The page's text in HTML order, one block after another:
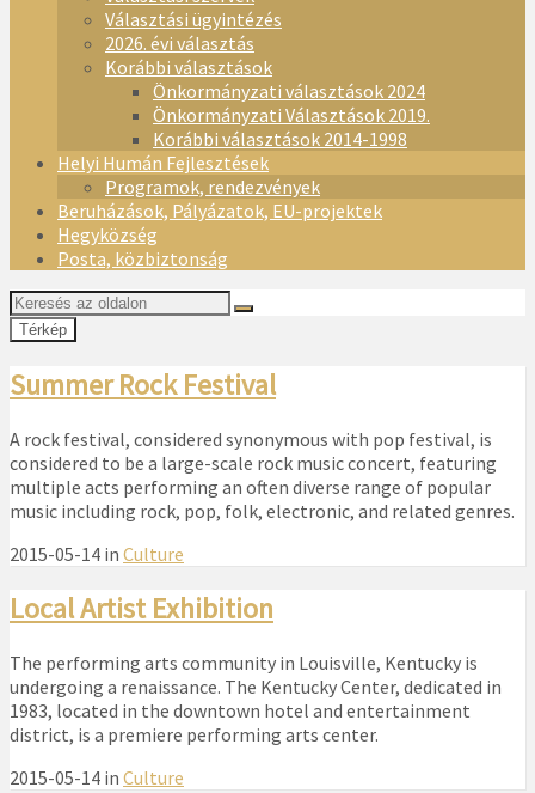
Választási ügyintézés
2026. évi választás
Korábbi választások
Önkormányzati választások 2024
Önkormányzati Választások 2019.
Korábbi választások 2014-1998
Helyi Humán Fejlesztések
Programok, rendezvények
Beruházások, Pályázatok, EU-projektek
Hegyközség
Posta, közbiztonság
Térkép
Summer Rock Festival
A rock festival, considered synonymous with pop festival, is
considered to be a large-scale rock music concert, featuring
multiple acts performing an often diverse range of popular
music including rock, pop, folk, electronic, and related genres.
2015-05-14 in Culture
Local Artist Exhibition
The performing arts community in Louisville, Kentucky is
undergoing a renaissance. The Kentucky Center, dedicated in
1983, located in the downtown hotel and entertainment
district, is a premiere performing arts center.
2015-05-14 in Culture